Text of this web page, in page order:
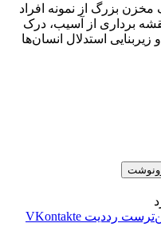
بزرگ از نمونه افراد
برداری از آسیب، درک
استدلال انسان‌ها
‫رددیت ‫VKontakte